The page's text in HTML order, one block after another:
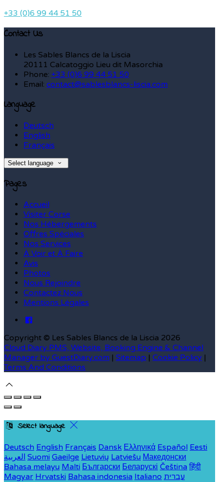
+33 (0)6 99 44 51 50
Contact Us
Les Sables Blancs de la Liscia
20111 Calcatoggio Lieu dit Masorchia
Phone: +33 (0)6 99 44 51 50
Email: contact@sablesblancs-liscia.com
Language
Deutsch
English
Français
Select language
Pages
Accueil
Visiter Corse
Nos Hébergements
Offres Spéciales
Nos Services
À Voir et À Faire
Avis
Photos
Nous Rejoindre
Contactez Nous
Mentions Légales
Copyright © Les Sables Blancs de la Liscia 2026
Cloud Diary PMS, Website, Booking Engine & Channel
Manager by GuestDiary.com | Sitemap | Cookie Policy |
Terms And Conditions
Select language
Deutsch English Français Dansk Ελληνικά Español Eesti
العربية Suomi Gaeilge Lietuvių Latviešu Македонски
Bahasa melayu Malti Български Беларускі Čeština हिंदी
Magyar Hrvatski Bahasa indonesia Italiano עברית